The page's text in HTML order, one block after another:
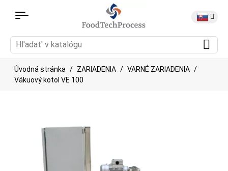
Úvodná stránka ZARIADENIA
VARNÉ ZARIADENIA
Vákuový kotol VE 100